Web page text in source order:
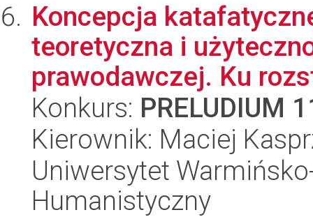
Koncepcja
teoretyczna i
prawodawczej. Ku
Konkurs: PRELUDIUM
Kierownik: Maciej
Uniwersytet
Humanistyczny